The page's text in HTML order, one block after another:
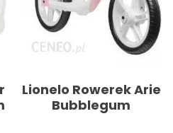
Lionelo Rowerek Arie
Bubblegum